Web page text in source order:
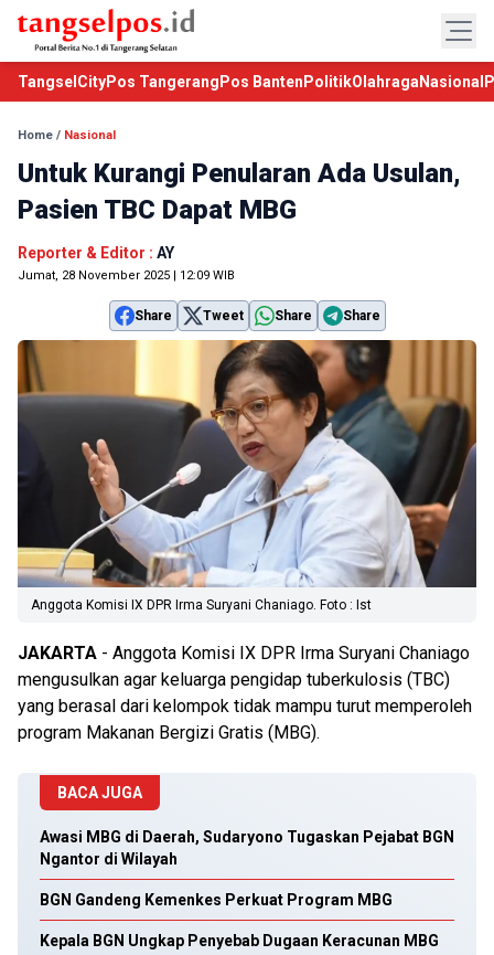
TangselCityPos Tangerang Pos Banten PolitikOlahraga Nasional
Home / Nasional
Untuk Kurangi Penularan Ada Usulan,
Pasien TBC Dapat MBG
Reporter & Editor : AY
Jumat, 28 November 2025 | 12:09 WIB
Share Tweet Share Share
Anggota Komisi IX DPR Irma Suryani Chaniago. Foto : Ist
JAKARTA - Anggota Komisi IX DPR Irma Suryani Chaniago
mengusulkan agar keluarga pengidap tuberkulosis (TBC)
yang berasal dari kelompok tidak mampu turut memperoleh
program Makanan Bergizi Gratis (MBG).
BACA JUGA
Awasi MBG di Daerah, Sudaryono Tugaskan Pejabat BGN
Ngantor di Wilayah
BGN Gandeng Kemenkes Perkuat Program MBG
Kepala BGN Ungkap Penyebab Dugaan Keracunan MBG